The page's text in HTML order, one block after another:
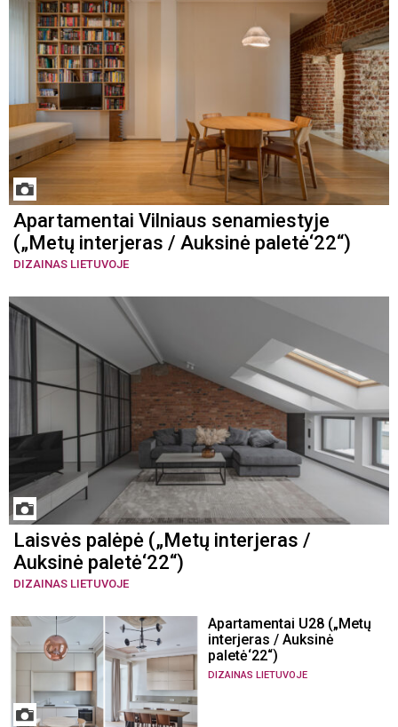
Apartamentai Vilniaus senamiestyje
(„Metų interjeras / Auksinė paletė‘22“)
DIZAINAS LIETUVOJE
Laisvės palėpė („Metų interjeras /
Auksinė paletė‘22“)
DIZAINAS LIETUVOJE
Apartamentai U28 („Metų
interjeras / Auksinė
paletė‘22“)
DIZAINAS LIETUVOJE